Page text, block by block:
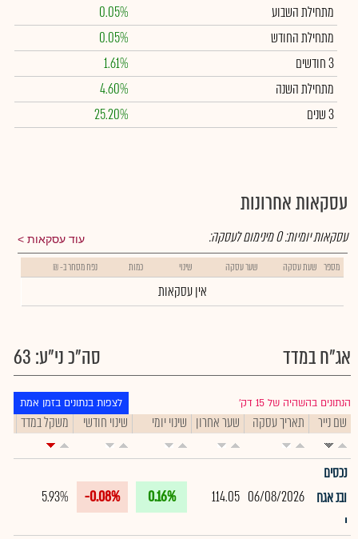
מתחילת השבוע
0.05%
מתחילת החודש
0.05%
3 חודשים
1.61%
מתחילת השנה
4.60%
3 שנים
25.20%
עסקאות אחרונות
עוד עסקאות עסקאות יומיות:0מינימום לעסקה:
מספר שעת עסקה שער עסקה שינוי כמות נפח מסחר ב- ₪
אין עסקאות
אג"ח במדד סה"כ ני"ע: 63
הנתונים בהשהיה של 15 דק׳ לצפות בנתונים בזמן אמת
שם נייר תאריך עסקה שער אחרון שינוי יומי שינוי חודשי משקל במדד
נכסים
ובנ אגח
י
06/08/2026
114.05
0.16%
-0.08%
5.93%